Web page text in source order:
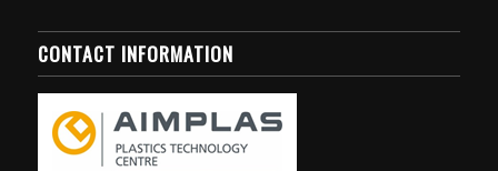
CONTACT INFORMATION